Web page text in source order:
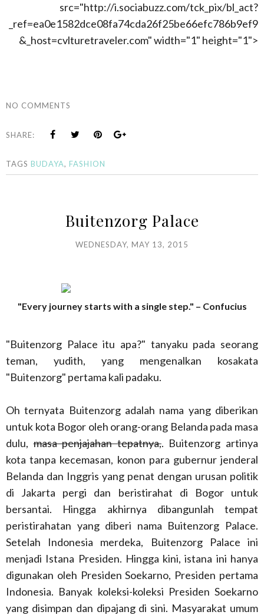
src="http://i.sociabuzz.com/tck_pix/bl_act?
_ref=ea0e1582dce08fa74cda26f25be66efc786b9ef9
&_host=cvlturetraveler.com" width="1" height="1">
NO COMMENTS
SHARE:
TAGS BUDAYA, FASHION
Buitenzorg Palace
WEDNESDAY, MAY 13, 2015
"Every journey starts with a single step." – Confucius
"Buitenzorg Palace itu apa?" tanyaku pada seorang
teman, yudith, yang mengenalkan kosakata
"Buitenzorg" pertama kali padaku.
Oh ternyata Buitenzorg adalah nama yang diberikan
untuk kota Bogor oleh orang-orang Belanda pada masa
dulu,masa penjajahan tepatnya,. Buitenzorg artinya
kota tanpa kecemasan, konon para gubernur jenderal
Belanda dan Inggris yang penat dengan urusan politik
di Jakarta pergi dan beristirahat di Bogor untuk
bersantai. Hingga akhirnya dibangunlah tempat
peristirahatan yang diberi nama Buitenzorg Palace.
Setelah Indonesia merdeka, Buitenzorg Palace ini
menjadi Istana Presiden. Hingga kini, istana ini hanya
digunakan oleh Presiden Soekarno, Presiden pertama
Indonesia. Banyak koleksi-koleksi Presiden Soekarno
yang disimpan dan dipajang di sini. Masyarakat umum